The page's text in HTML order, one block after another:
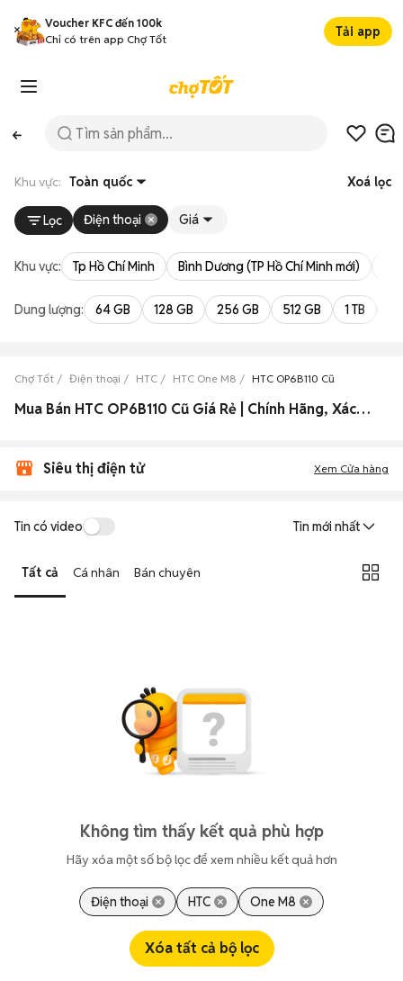
Voucher KFC đến 100k
Chỉ có trên app Chợ Tốt
Tải app
Khu vực: Toàn quốc Xoá lọc
Lọc Điện thoại Giá
Khu vực: Tp Hồ Chí Minh Bình Dương (TP Hồ Chí Minh mới)
Dung lượng: 64 GB 128 GB 256 GB 512 GB 1 TB
Chợ Tốt Điện thoại HTC HTC One M8 HTC OP6B110 Cũ
Mua Bán HTC OP6B110 Cũ Giá Rẻ | Chính Hãng, Xách Tay 2026
Siêu thị điện tử Xem Cửa hàng
Tin có video Tin mới nhất
Tất cả Cá nhân Bán chuyên
Không tìm thấy kết quả phù hợp
Hãy xóa một số bộ lọc để xem nhiều kết quả hơn
Điện thoại HTC One M8
Xóa tất cả bộ lọc